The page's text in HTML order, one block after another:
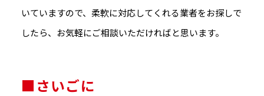
いていますので、柔軟に対応してくれる業者をお探しで
したら、お気軽にご相談いただければと思います。
■さいごに